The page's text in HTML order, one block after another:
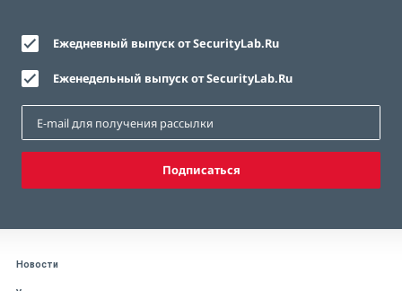
Ежедневный выпуск от SecurityLab.Ru
Еженедельный выпуск от SecurityLab.Ru
Подписаться
Новости